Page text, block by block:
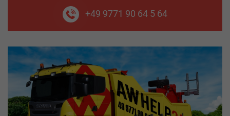
+49 9771 90 64 5 64